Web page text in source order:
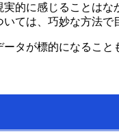
的に感じることは
ては、巧妙な方法
タが標的になるこ